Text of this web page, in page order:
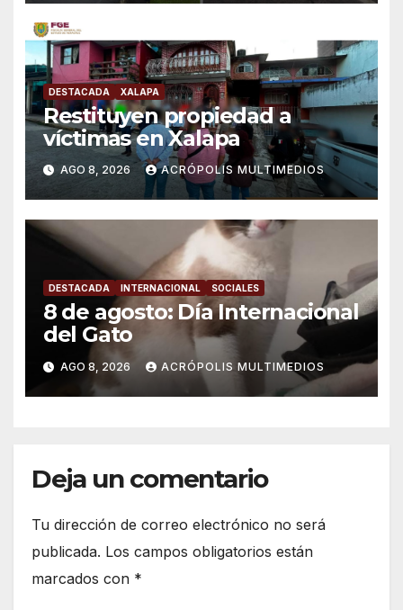
DESTACADA XALAPA
Restituyen propiedad a
víctimas en Xalapa
AGO 8, 2026 ACRÓPOLIS MULTIMEDIOS
DESTACADA INTERNACIONAL SOCIALES
8 de agosto: Día Internacional
del Gato
AGO 8, 2026 ACRÓPOLIS MULTIMEDIOS
Deja un comentario
Tu dirección de correo electrónico no será
publicada. Los campos obligatorios están
marcados con *